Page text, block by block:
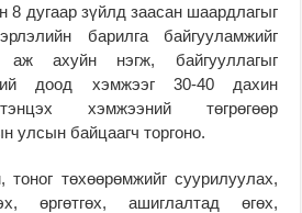
8 дугаар зүйлд заасан шаардлагыг
барилга байгууламжийг
аж ахуйн нэгж, байгууллагыг
доод хэмжээг 30-40 дахин
хэмжээний төгрөгөөр
улсын байцаагч торгоно.
төхөөрөмжийг суурилуулах,
өргөтгөх, ашиглалтад өгөх,